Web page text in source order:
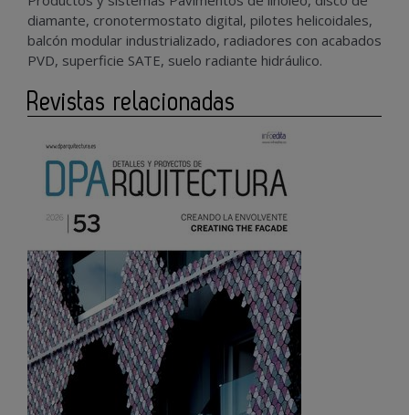
diamante, cronotermostato digital, pilotes helicoidales,
balcón modular industrializado, radiadores con acabados
PVD, superficie SATE, suelo radiante hidráulico.
Revistas relacionadas